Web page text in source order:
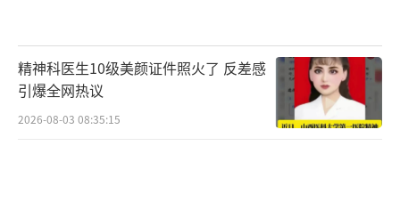
精神科医生10级美颜证件照火了 反差感
引爆全网热议
2026-08-03 08:35:15